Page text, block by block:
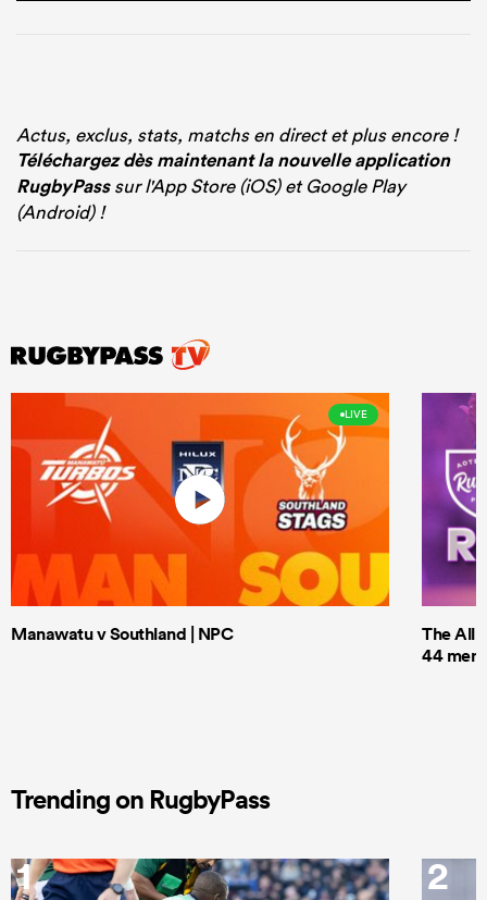
Actus, exclus, stats, matchs en direct et plus encore !
Téléchargez dès maintenant la nouvelle application
RugbyPasssur l'App Store (iOS) et Google Play
(Android) !
LIVE
Manawatu v Southland | NPC
The All
44 men
Trending on RugbyPass
1 2